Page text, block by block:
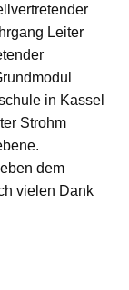
Leiter
in Kassel
Strohm
dem
vielen Dank